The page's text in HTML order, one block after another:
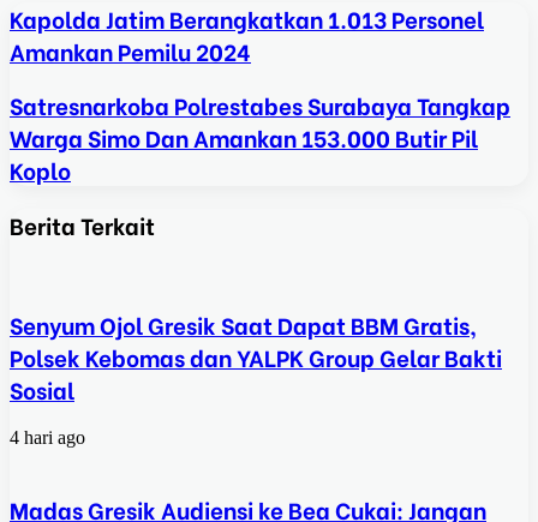
Kapolda Jatim Berangkatkan 1.013 Personel
Amankan Pemilu 2024
Satresnarkoba Polrestabes Surabaya Tangkap
Warga Simo Dan Amankan 153.000 Butir Pil
Koplo
Berita Terkait
Senyum Ojol Gresik Saat Dapat BBM Gratis,
Polsek Kebomas dan YALPK Group Gelar Bakti
Sosial
4 hari ago
Madas Gresik Audiensi ke Bea Cukai: Jangan